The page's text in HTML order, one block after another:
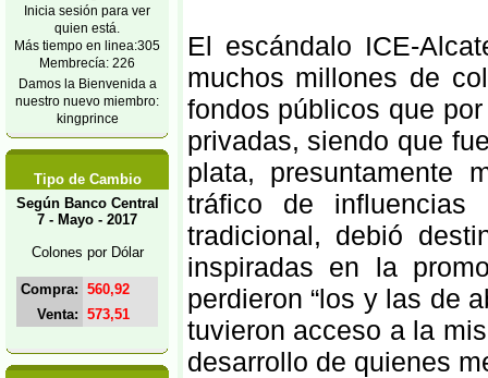
Inicia sesión para ver
quien está.
Más tiempo en linea:305
Membrecía: 226
Damos la Bienvenida a
nuestro nuevo miembro:
kingprince
Tipo de Cambio
Según Banco Central
7 - Mayo - 2017
Colones por Dólar
Compra: 560,92
Venta: 573,51
El escándalo ICE-
muchos millones de
fondos públicos que
privadas, siendo que
plata, presuntamente
tráfico de
tradicional, debió
inspiradas en la
perdieron “los y las de
tuvieron acceso a la
desarrollo de quienes